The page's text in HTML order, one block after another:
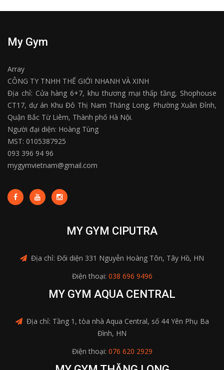
My Gym
Array
CÔNG TY TNHH THẾ GIỚI NHANH VÀ XINH
Địa chỉ: Cửa hàng 6+7, khu thương mại thấp tầng, Shophouse
CT17, dự án Khu Đô Thị Nam Thăng Long, Phường Xuân Đỉnh,
Quận Bắc Từ Liêm, Thành phố Hà Nội.
Người đại diện: Hoàng Tùng
MST: 0105387925
093 396 94 96
mygymvietnam@gmail.com
MY GYM CIPUTRA
Địa chỉ: Đối diện 331 Nguyễn Hoàng Tôn, Tây Hồ, HN
Điện thoại: 038 696 9496
MY GYM AQUA CENTRAL
Địa chỉ: Tầng 1, tòa nhà Aqua Central, số 44 Yên Phụ Ba
Đình, HN
Điện thoại: 076 620 2929